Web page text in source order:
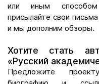
или иным способом
присылайте свои
и мы дополним обзоры.
Хотите стать
«Русский
Предложите